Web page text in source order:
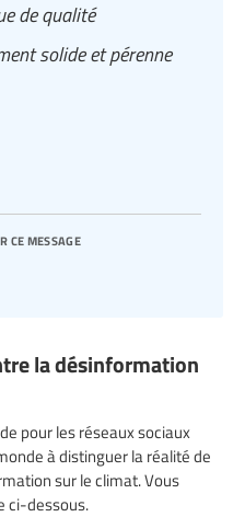
de qualité
solide et pérenne
message
la désinformation
pour les réseaux sociaux
à distinguer la réalité de
sur le climat. Vous
ci-dessous.